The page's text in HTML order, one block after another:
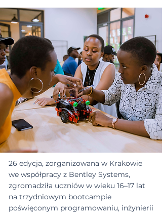
26 edycja, zorganizowana w Krakowie
we współpracy z Bentley Systems,
zgromadziła uczniów w wieku 16–17 lat
na trzydniowym bootcampie
poświęconym programowaniu, inżynierii